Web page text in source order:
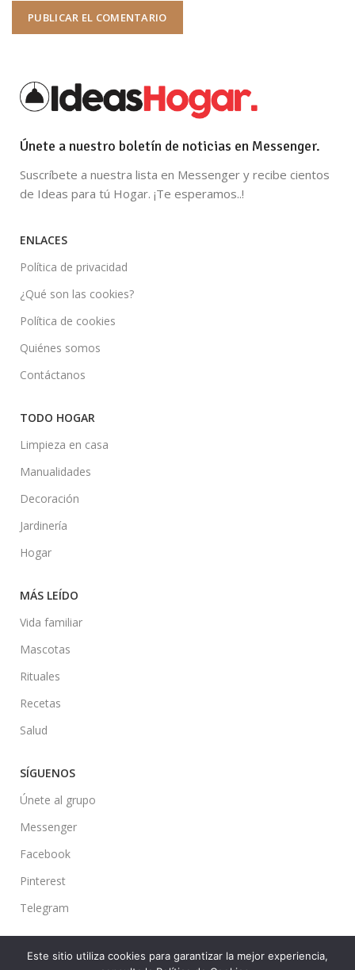
Únete a nuestro boletín de noticias en Messenger.
Suscríbete a nuestra lista en Messenger y recibe cientos
de Ideas para tú Hogar. ¡Te esperamos..!
ENLACES
Política de privacidad
¿Qué son las cookies?
Política de cookies
Quiénes somos
Contáctanos
TODO HOGAR
Limpieza en casa
Manualidades
Decoración
Jardinería
Hogar
MÁS LEÍDO
Vida familiar
Mascotas
Rituales
Recetas
Salud
SÍGUENOS
Únete al grupo
Messenger
Facebook
Pinterest
Telegram
Este sitio utiliza cookies para garantizar la mejor experiencia,